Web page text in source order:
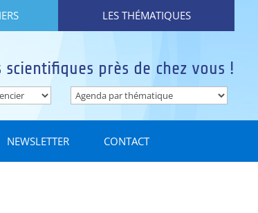
LES THÉMATIQUES
près de chez vous !
NEWSLETTER CONTACT